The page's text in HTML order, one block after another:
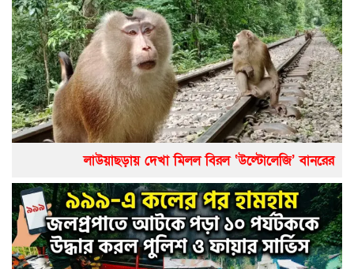
লাউয়াছড়ায় দেখা মিলল বিরল ‘উল্টোলেজি’ বানরের